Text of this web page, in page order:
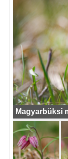
Magyarbüksi